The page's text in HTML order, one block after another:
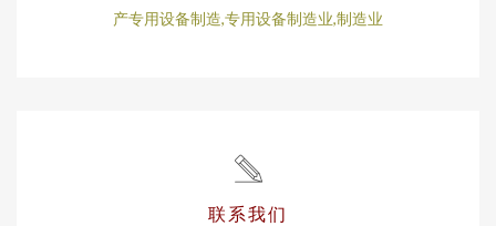
产专用设备制造,专用设备制造业,制造业
联系我们